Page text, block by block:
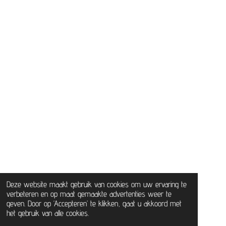
Deze website maakt gebruik van cookies om uw ervaring te
verbeteren en op maat gemaakte advertenties weer te
geven. Door op ‘Accepteren’ te klikken, gaat u akkoord met
het gebruik van alle cookies.